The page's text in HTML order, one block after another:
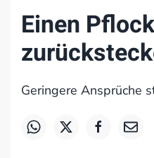
Einen Pflock
Geringere Ansprüche